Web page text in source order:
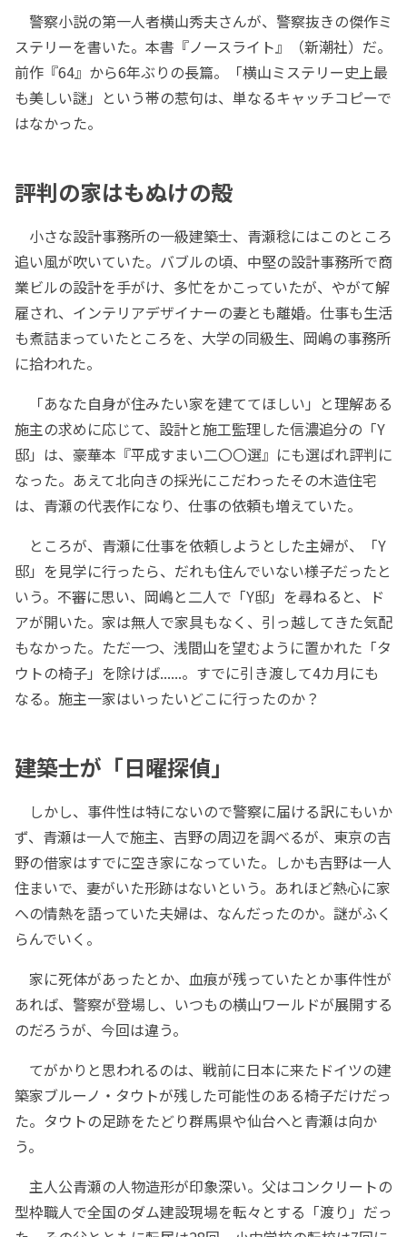
警察小説の第一人者横山秀夫さんが、警察抜きの傑作ミ
ステリーを書いた。本書『ノースライト』（新潮社）だ。
前作『64』から6年ぶりの長篇。「横山ミステリー史上最
も美しい謎」という帯の惹句は、単なるキャッチコピーで
はなかった。
評判の家はもぬけの殻
小さな設計事務所の一級建築士、青瀬稔にはこのところ
追い風が吹いていた。バブルの頃、中堅の設計事務所で商
業ビルの設計を手がけ、多忙をかこっていたが、やがて解
雇され、インテリアデザイナーの妻とも離婚。仕事も生活
も煮詰まっていたところを、大学の同級生、岡嶋の事務所
に拾われた。
「あなた自身が住みたい家を建ててほしい」と理解ある
施主の求めに応じて、設計と施工監理した信濃追分の「Y
邸」は、豪華本『平成すまい二〇〇選』にも選ばれ評判に
なった。あえて北向きの採光にこだわったその木造住宅
は、青瀬の代表作になり、仕事の依頼も増えていた。
ところが、青瀬に仕事を依頼しようとした主婦が、「Y
邸」を見学に行ったら、だれも住んでいない様子だったと
いう。不審に思い、岡嶋と二人で「Y邸」を尋ねると、ド
アが開いた。家は無人で家具もなく、引っ越してきた気配
もなかった。ただ一つ、浅間山を望むように置かれた「タ
ウトの椅子」を除けば......。すでに引き渡して4カ月にも
なる。施主一家はいったいどこに行ったのか？
建築士が「日曜探偵」
しかし、事件性は特にないので警察に届ける訳にもいか
ず、青瀬は一人で施主、吉野の周辺を調べるが、東京の吉
野の借家はすでに空き家になっていた。しかも吉野は一人
住まいで、妻がいた形跡はないという。あれほど熱心に家
への情熱を語っていた夫婦は、なんだったのか。謎がふく
らんでいく。
家に死体があったとか、血痕が残っていたとか事件性が
あれば、警察が登場し、いつもの横山ワールドが展開する
のだろうが、今回は違う。
てがかりと思われるのは、戦前に日本に来たドイツの建
築家ブルーノ・タウトが残した可能性のある椅子だけだっ
た。タウトの足跡をたどり群馬県や仙台へと青瀬は向か
う。
主人公青瀬の人物造形が印象深い。父はコンクリートの
型枠職人で全国のダム建設現場を転々とする「渡り」だっ